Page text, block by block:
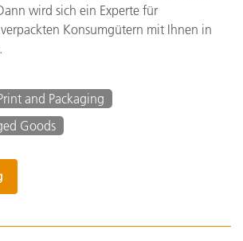
wird sich ein Experte für
Konsumgütern mit Ihnen in
and Packaging
Goods